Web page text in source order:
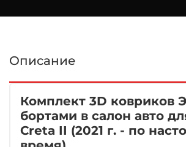
Описание
Комплект 3D ковриков
бортами в салон авто
Creta II (2021 г. - по